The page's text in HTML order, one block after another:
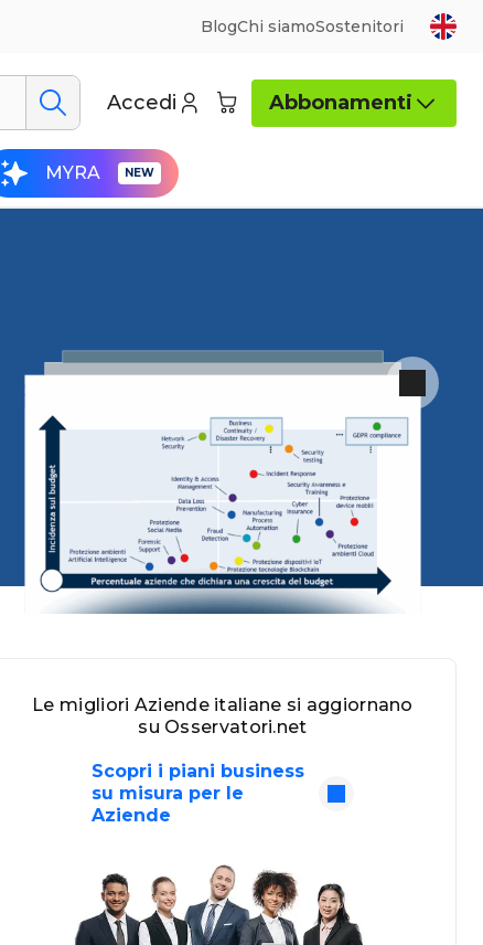
BlogChi siamoSostenitori
Accedi Abbonamenti
MYRA
Le migliori Aziende italiane si aggiornano
su Osservatori.net
Scopri i piani business
su misura per le
Aziende